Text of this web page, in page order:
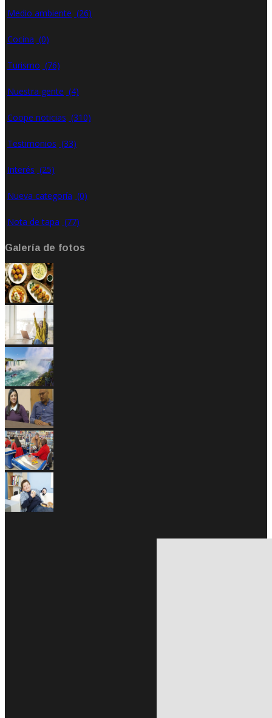
Medio ambiente (26)
Cocina (0)
Turismo (76)
Nuestra gente (4)
Coope noticias (310)
Testimonios (33)
Interés (25)
Nueva categoría (0)
Nota de tapa (77)
Galería de fotos